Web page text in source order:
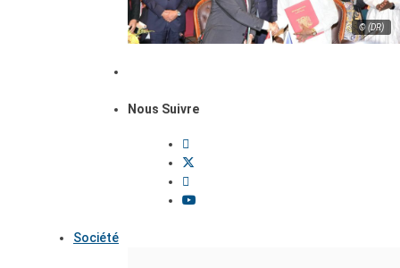
© (DR)
Nous Suivre
Société